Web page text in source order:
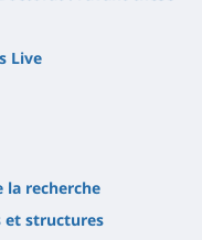
Live
la recherche
et structures